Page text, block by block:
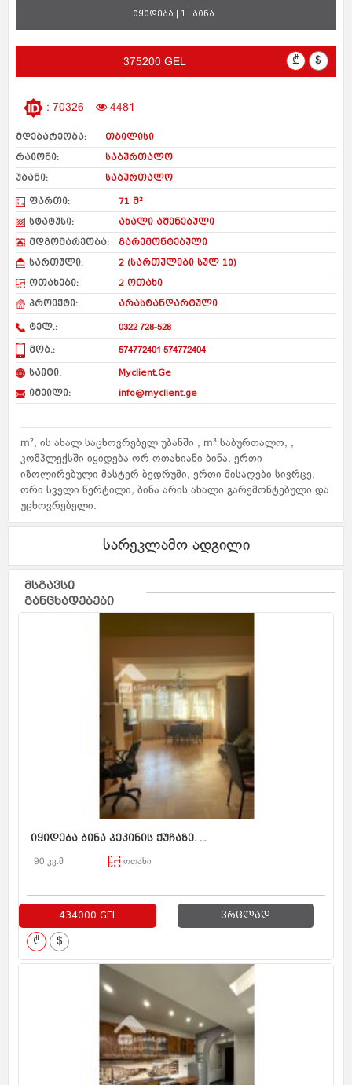
იყიდება | 1 | ბინა
375200 GEL ₾ $
: 70326 4481
მდებარეობა:
თბილისი
რაიონი:
საბურთალო
უბანი:
საბურთალო
ფართი:
71 მ²
სტატუსი:
ახალი აშენებული
მდგომარეობა:
გარემონტებული
სართული:
2 (სართულები სულ 10)
ოთახები:
2 ოთახი
პროექტი:
არასტანდარტული
ტელ.: 0322 728-528
მობ.: 574772401 574772404
საიტი:
Myclient.Ge
იმეილი:
info@myclient.ge
m², ის ახალ საცხოვრებელ უბანში , m³ საბურთალო, ,
კომპლექსში იყიდება ორ ოთახიანი ბინა. ერთი
იზოლირებული მასტერ ბედრუმი, ერთი მისაღები სივრცე,
ორი სველი წერტილი, ბინა არის ახალი გარემონტებული და
უცხოვრებელი.
სარეკლამო ადგილი
მსგავსი
განცხადებები
იყიდება ბინა პეკინის ქუჩაზე. ...
90 კვ.მ ოთახი
434000 GEL ვრცლად
₾ $